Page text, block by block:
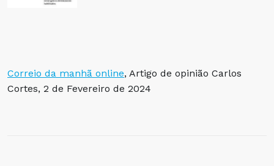
Correio da manhã online, Artigo de opinião Carlos
Cortes, 2 de Fevereiro de 2024